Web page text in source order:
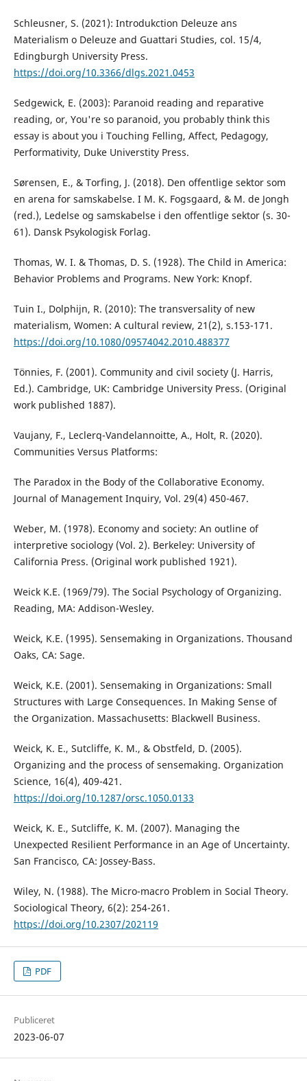
Schleusner, S. (2021): Introdukction Deleuze ans
Materialism o Deleuze and Guattari Studies, col. 15/4,
Edingburgh University Press.
https://doi.org/10.3366/dlgs.2021.0453
Sedgewick, E. (2003): Paranoid reading and reparative
reading, or, You're so paranoid, you probably think this
essay is about you i Touching Felling, Affect, Pedagogy,
Performativity, Duke Universtity Press.
Sørensen, E., & Torfing, J. (2018). Den offentlige sektor som
en arena for samskabelse. I M. K. Fogsgaard, & M. de Jongh
(red.), Ledelse og samskabelse i den offentlige sektor (s. 30-
61). Dansk Psykologisk Forlag.
Thomas, W. I. & Thomas, D. S. (1928). The Child in America:
Behavior Problems and Programs. New York: Knopf.
Tuin I., Dolphijn, R. (2010): The transversality of new
materialism, Women: A cultural review, 21(2), s.153-171.
https://doi.org/10.1080/09574042.2010.488377
Tönnies, F. (2001). Community and civil society (J. Harris,
Ed.). Cambridge, UK: Cambridge University Press. (Original
work published 1887).
Vaujany, F., Leclerq-Vandelannoitte, A., Holt, R. (2020).
Communities Versus Platforms:
The Paradox in the Body of the Collaborative Economy.
Journal of Management Inquiry, Vol. 29(4) 450-467.
Weber, M. (1978). Economy and society: An outline of
interpretive sociology (Vol. 2). Berkeley: University of
California Press. (Original work published 1921).
Weick K.E. (1969/79). The Social Psychology of Organizing.
Reading, MA: Addison-Wesley.
Weick, K.E. (1995). Sensemaking in Organizations. Thousand
Oaks, CA: Sage.
Weick, K.E. (2001). Sensemaking in Organizations: Small
Structures with Large Consequences. In Making Sense of
the Organization. Massachusetts: Blackwell Business.
Weick, K. E., Sutcliffe, K. M., & Obstfeld, D. (2005).
Organizing and the process of sensemaking. Organization
Science, 16(4), 409-421.
https://doi.org/10.1287/orsc.1050.0133
Weick, K. E., Sutcliffe, K. M. (2007). Managing the
Unexpected Resilient Performance in an Age of Uncertainty.
San Francisco, CA: Jossey-Bass.
Wiley, N. (1988). The Micro-macro Problem in Social Theory.
Sociological Theory, 6(2): 254-261.
https://doi.org/10.2307/202119
PDF
Publiceret
2023-06-07